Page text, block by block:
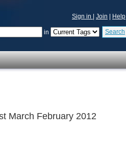
Sign in Join Help
in Search
March February 2012